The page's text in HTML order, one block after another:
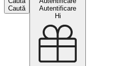
Caută
Autentificare
Hi